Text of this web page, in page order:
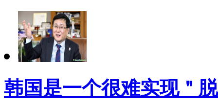
韩国是一个很难实现＂